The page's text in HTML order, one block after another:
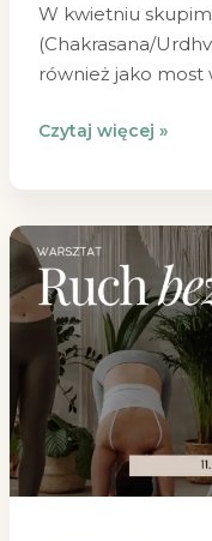
W kwietniu
(Chakrasana/
również jako most
Czytaj więcej »
bez
bólu